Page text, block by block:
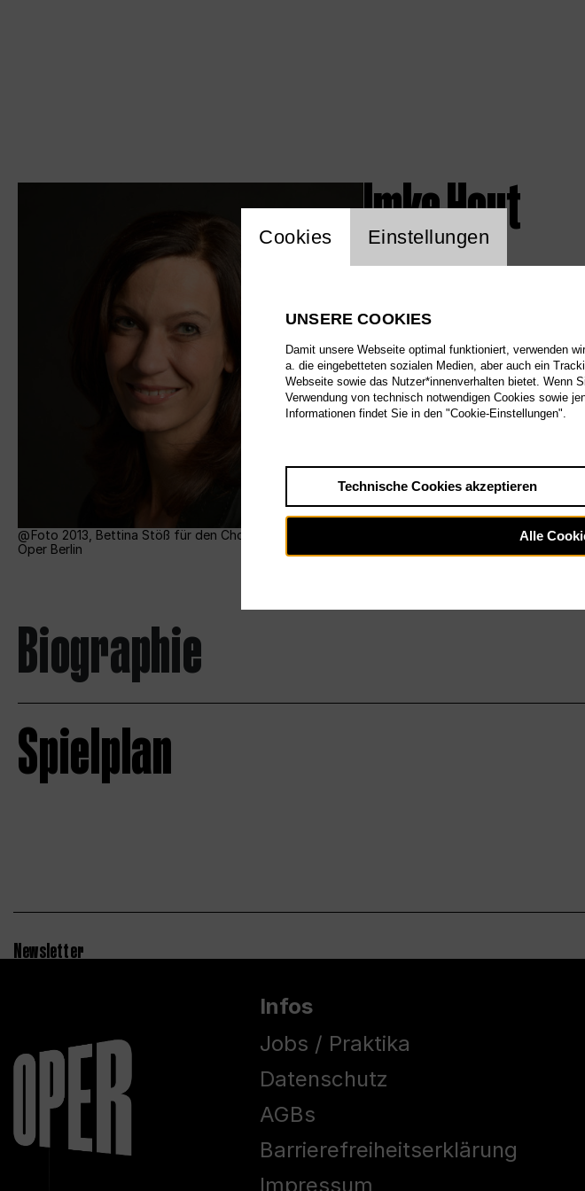
Foto 2013, Bettina Stöß für den Chor der Deutschen
Oper Berlin
Imke Hout
Biographie
Spielplan
Newsletter
Infos
Jobs / Praktika
Datenschutz
AGBs
Barrierefreiheitserklärung
Impressum
Einstellung Website
Cookies Einstellungen
UNSERE COOKIES
Damit unsere Webseite optimal funktioniert, verwenden
a. die eingebetteten sozialen Medien, aber auch ein
Webseite sowie das Nutzer*innenverhalten bietet. Wenn
Verwendung von technisch notwendigen Cookies sowie
Informationen findet Sie in den "Cookie-Einstellungen".
Technische Cookies akzeptieren
Alle